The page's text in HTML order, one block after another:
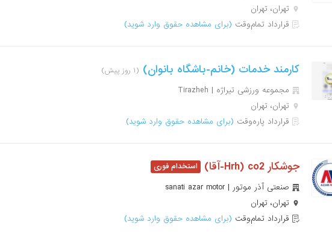
تهران، تهران
قرارداد تمام‌وقت (برای مشاهده حقوق وارد شوید)
کارمند خدمات (خانم-باشگاه بانوان) (۱ روز پیش)
مجموعه ورزشی تیراژه | Tirazheh
تهران، تهران
قرارداد پاره‌وقت (برای مشاهده حقوق وارد شوید)
جوشکار co2 (Hrh-آقا)
صنعتی آذر موتور | sanati azar motor
تهران، تهران
قرارداد تمام‌وقت (برای مشاهده حقوق وارد شوید)